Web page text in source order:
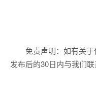
免责声明：如有关
发布后的30日内与我们联